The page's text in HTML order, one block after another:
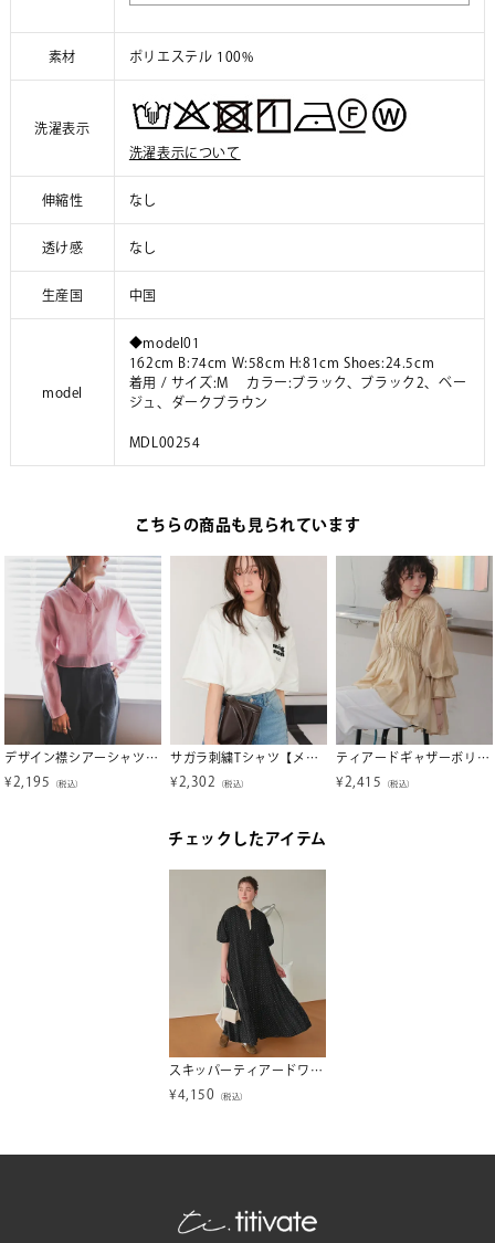
素材 ポリエステル 100%
洗濯表示
洗濯表示について
伸縮性 なし
透け感 なし
生産国 中国
model
◆model01
162cm B:74cm W:58cm H:81cm Shoes:24.5cm
着用 / サイズ:M カラー:ブラック、ブラック2、ベー
ジュ、ダークブラウン
MDL00254
こちらの商品も見られています
デザイン襟シアーシャツ【メール便可／100】
¥ 2,195 （税込）
サガラ刺繍Tシャツ【メール便可／90】
¥ 2,302 （税込）
ティアードギャザーボリュームブラウス
¥ 2,415 （税込）
チェックしたアイテム
スキッパーティアードワンピース
¥4,150 （税込）